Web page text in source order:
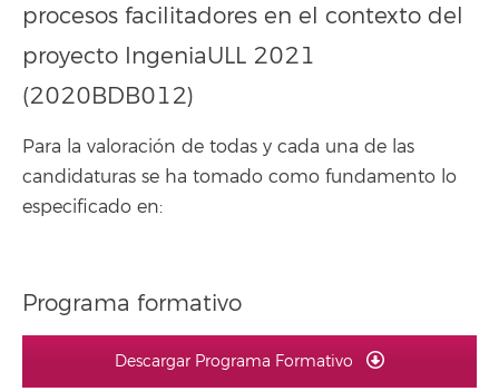
procesos facilitadores en el contexto del
proyecto IngeniaULL 2021
(2020BDB012)
Para la valoración de todas y cada una de las
candidaturas se ha tomado como fundamento lo
especificado en:
Programa formativo
Descargar Programa Formativo